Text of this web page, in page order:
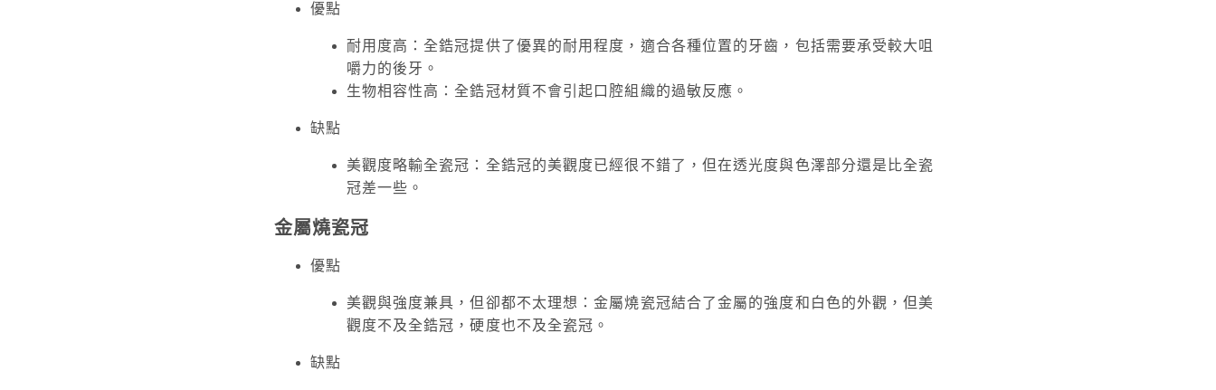
優點
耐用度高：全鋯冠提供了優異的耐用程度，適合各種位置的牙齒，包括需要承受較大咀
嚼力的後牙。
生物相容性高：全鋯冠材質不會引起口腔組織的過敏反應。
缺點
美觀度略輸全瓷冠：全鋯冠的美觀度已經很不錯了，但在透光度與色澤部分還是比全瓷
冠差一些。
金屬燒瓷冠
優點
美觀與強度兼具，但卻都不太理想：金屬燒瓷冠結合了金屬的強度和白色的外觀，但美
觀度不及全鋯冠，硬度也不及全瓷冠。
缺點